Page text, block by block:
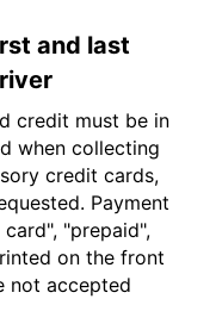
and last
credit must be in
when collecting
credit cards,
Payment
"prepaid",
on the front
not accepted